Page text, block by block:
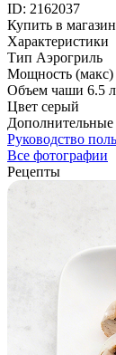
ID: 2162037
Купить в
Характеристики
Тип Аэрогриль
Мощность (макс)
Объем чаши 6.5 л
Цвет серый
Руководство
Все фотографии
Рецепты